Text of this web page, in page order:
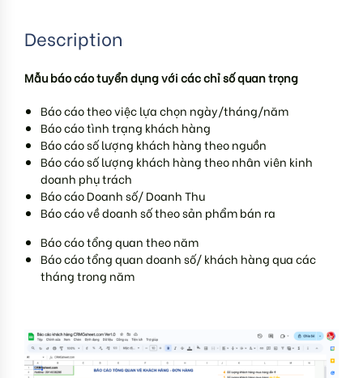
Description
Mẫu báo cáo tuyển dụng với các chỉ số quan trọng
Báo cáo theo việc lựa chọn ngày/tháng/năm
Báo cáo tình trạng khách hàng
Báo cáo số lượng khách hàng theo nguồn
Báo cáo số lượng khách hàng theo nhân viên kinh
doanh phụ trách
Báo cáo Doanh số/ Doanh Thu
Báo cáo về doanh số theo sản phẩm bán ra
Báo cáo tổng quan theo năm
Báo cáo tổng quan doanh số/ khách hàng qua các
tháng trong năm